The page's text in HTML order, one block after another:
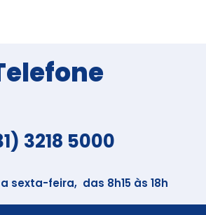
3218 5000
sexta-feira, das 8h15 às 18h